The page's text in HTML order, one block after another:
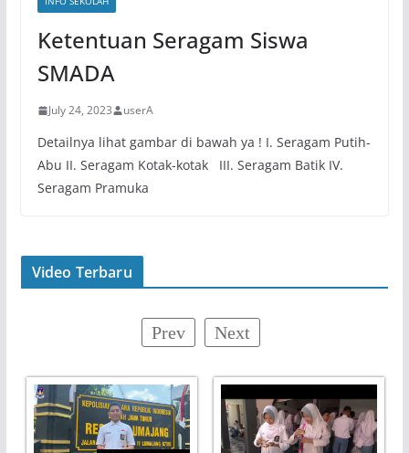
Ketentuan Seragam Siswa
SMADA
July 24, 2023 userA
Detailnya lihat gambar di bawah ya ! I. Seragam Putih-
Abu II. Seragam Kotak-kotak III. Seragam Batik IV.
Seragam Pramuka
Video Terbaru
Prev Next